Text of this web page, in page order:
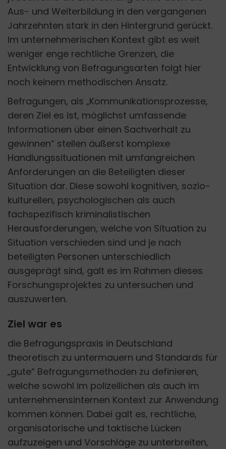
Aus- und Weiterbildung in den vergangenen
Jahrzehnten stark in den Hintergrund gerückt.
Im unternehmerischen Kontext gibt es weit
weniger enge rechtliche Grenzen, die
Entwicklung von Befragungsarten folgt hier
noch keinem methodischen Ansatz.
Befragungen, als „Kommunikationsprozesse,
deren Ziel es ist, möglichst umfassende
Informationen über einen Sachverhalt zu
gewinnen“ stellen äußerst komplexe
Handlungssituationen mit umfangreichen
Anforderungen an die Beteiligten dieser
Situation dar. Diese sowohl kognitiven, sozio-
kulturellen, psychologischen als auch
fachspezifisch kriminalistischen
Herausforderungen, welche von Situation zu
Situation verschieden sind und je nach
beteiligten Personen unterschiedlich
ausgeprägt sind, galt es im Rahmen dieses
Forschungsprojektes zu untersuchen und
auszuwerten.
Ziel war es
die Befragungspraxis in Deutschland
theoretisch zu untermauern und Standards für
„gute“ Befragungsmethoden zu definieren,
welche sowohl im polizeilichen als auch im
unternehmensinternen Kontext zur Anwendung
kommen können. Dabei galt es, rechtliche,
organisatorische und taktische Lücken
aufzuzeigen und Vorschläge zu unterbreiten,